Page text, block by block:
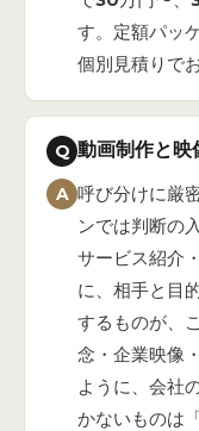
す。定額パッ
個別見積りで
Q 動画制作と映
A 呼び分けに厳
ンでは判断の
サービス紹介
に、相手と目
するものが、
念・企業映像
ように、会社
かないものは